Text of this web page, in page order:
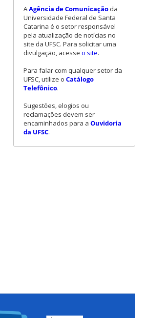
AAgência de Comunicaçãoda
Universidade Federal de Santa
Catarina é o setor responsável
pela atualização de notícias no
site da UFSC. Para solicitar uma
divulgação, acesse o site.
Para falar com qualquer setor da
UFSC, utilize o Catálogo
Telefônico.
Sugestões, elogios ou
reclamações devem ser
encaminhados para a Ouvidoria
da UFSC.